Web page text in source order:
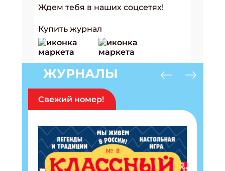
Ждем тебя в наших соцсетях!
Купить журнал
ЖУРНАЛЫ
Свежий номер!